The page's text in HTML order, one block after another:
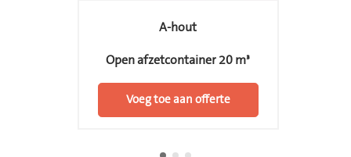
A-hout
Open afzetcontainer 20 m³
Voeg toe aan offerte